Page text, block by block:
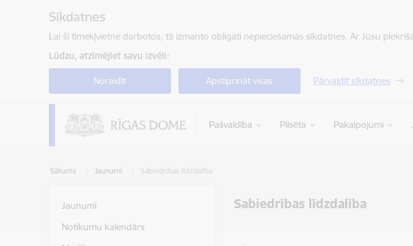
Sīkdatnes
Lai šī tīmekļvietne darbotos, tā izmanto obligāti nepieciešamās sīkdatnes. Ar Jūsu
Lūdzu, atzīmējiet savu izvēli:
Noraidīt Apstiprināt visas Pārvaldīt sīkdatnes
Pašvaldība Pilsēta Pakalpojumi
Sākums Jaunumi Sabiedrības līdzdalība
Sabiedrības līdzdalība
Jaunumi
Notikumu kalendārs